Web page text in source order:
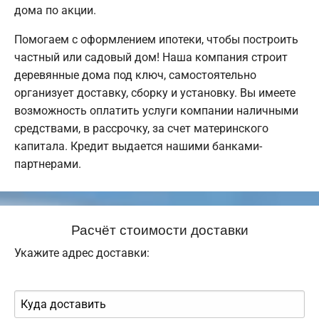
дома по акции.
Помогаем с оформлением ипотеки, чтобы построить
частный или садовый дом! Наша компания строит
деревянные дома под ключ, самостоятельно
организует доставку, сборку и установку. Вы имеете
возможность оплатить услуги компании наличными
средствами, в рассрочку, за счет материнского
капитала. Кредит выдается нашими банками-
партнерами.
Расчёт стоимости доставки
Укажите адрес доставки: